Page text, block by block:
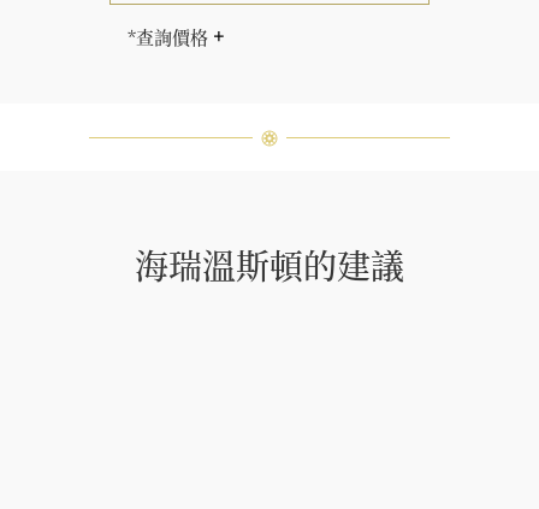
*查詢價格
一件高級珠寶作品也是如此：每個寶
海瑞溫斯頓的建議